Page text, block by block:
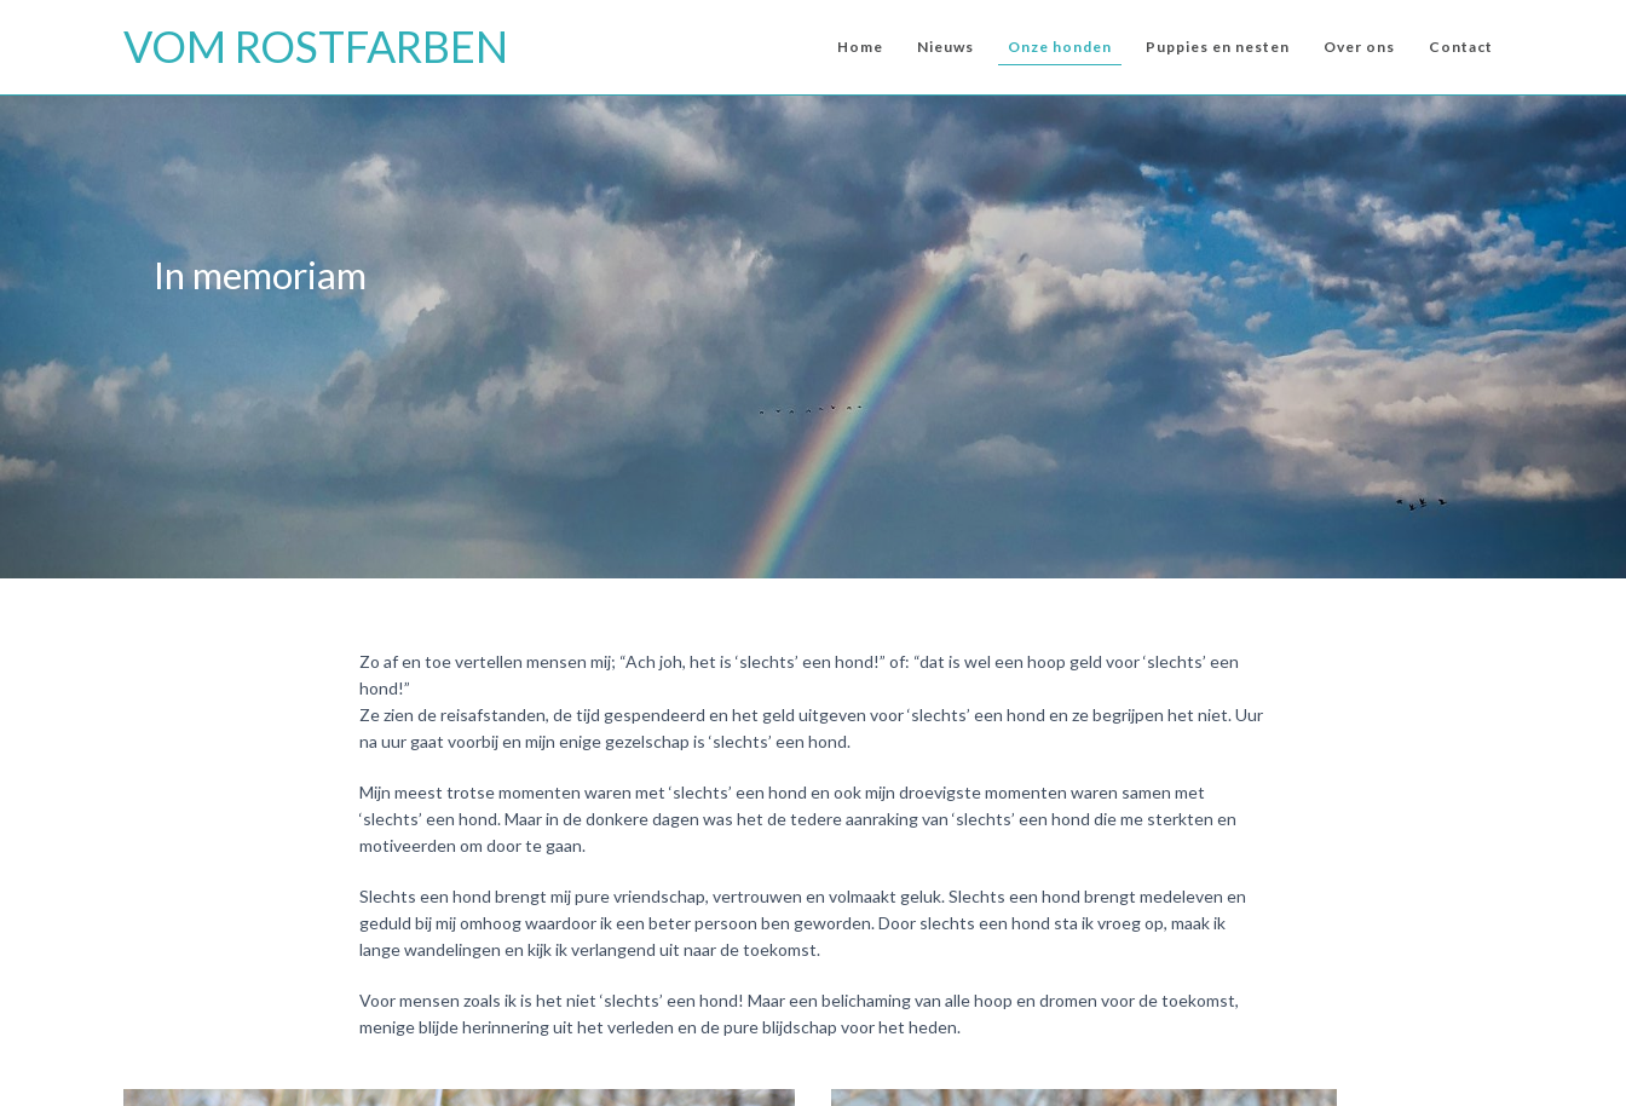
to
content
VOM ROSTFARBEN Home Nieuws Onze honden Puppies en nesten Over ons Contact
In memoriam
Zo af en toe vertellen mensen mij; “Ach joh, het is ‘slechts’ een hond!” of: “dat is wel een hoop geld voor ‘slechts’ een
hond!”
Ze zien de reisafstanden, de tijd gespendeerd en het geld uitgeven voor ‘slechts’ een hond en ze begrijpen het niet. Uur
na uur gaat voorbij en mijn enige gezelschap is ‘slechts’ een hond.
Mijn meest trotse momenten waren met ‘slechts’ een hond en ook mijn droevigste momenten waren samen met
‘slechts’ een hond. Maar in de donkere dagen was het de tedere aanraking van ‘slechts’ een hond die me sterkten en
motiveerden om door te gaan.
Slechts een hond brengt mij pure vriendschap, vertrouwen en volmaakt geluk. Slechts een hond brengt medeleven en
geduld bij mij omhoog waardoor ik een beter persoon ben geworden. Door slechts een hond sta ik vroeg op, maak ik
lange wandelingen en kijk ik verlangend uit naar de toekomst.
Voor mensen zoals ik is het niet ‘slechts’ een hond! Maar een belichaming van alle hoop en dromen voor de toekomst,
menige blijde herinnering uit het verleden en de pure blijdschap voor het heden.